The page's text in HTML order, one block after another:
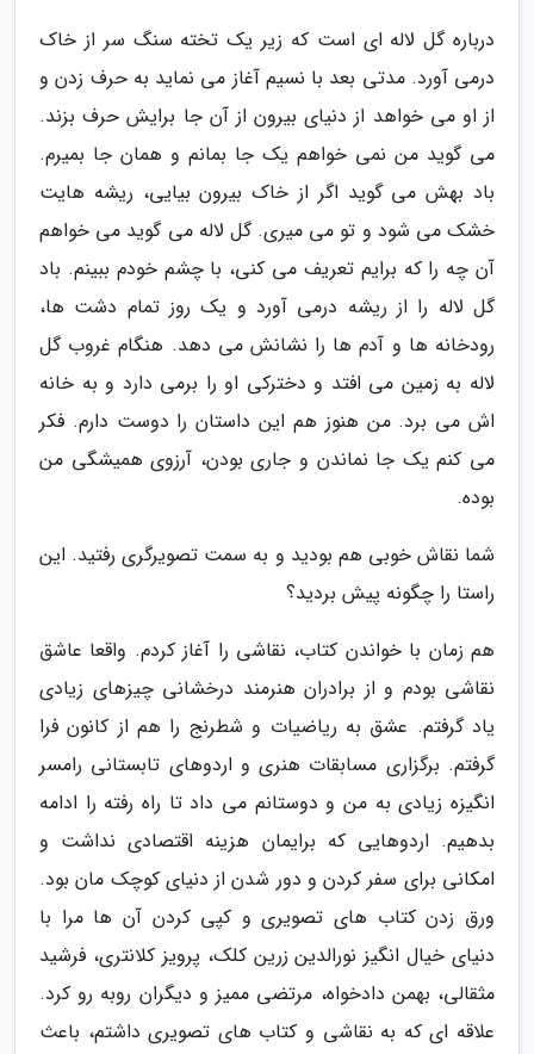
درباره گل لاله ای است که زیر یک تخته سنگ سر از خاک
درمی آورد. مدتی بعد با نسیم آغاز می نماید به حرف زدن و
از او می خواهد از دنیای بیرون از آن جا برایش حرف بزند.
می گوید من نمی خواهم یک جا بمانم و همان جا بمیرم.
باد بهش می گوید اگر از خاک بیرون بیایی، ریشه هایت
خشک می شود و تو می میری. گل لاله می گوید می خواهم
آن چه را که برایم تعریف می کنی، با چشم خودم ببینم. باد
گل لاله را از ریشه درمی آورد و یک روز تمام دشت ها،
رودخانه ها و آدم ها را نشانش می دهد. هنگام غروب گل
لاله به زمین می افتد و دخترکی او را برمی دارد و به خانه
اش می برد. من هنوز هم این داستان را دوست دارم. فکر
می کنم یک جا نماندن و جاری بودن، آرزوی همیشگی من
بوده.
شما نقاش خوبی هم بودید و به سمت تصویرگری رفتید. این
راستا را چگونه پیش بردید؟
هم زمان با خواندن کتاب، نقاشی را آغاز کردم. واقعا عاشق
نقاشی بودم و از برادران هنرمند درخشانی چیزهای زیادی
یاد گرفتم. عشق به ریاضیات و شطرنج را هم از کانون فرا
گرفتم. برگزاری مسابقات هنری و اردوهای تابستانی رامسر
انگیزه زیادی به من و دوستانم می داد تا راه رفته را ادامه
بدهیم. اردوهایی که برایمان هزینه اقتصادی نداشت و
امکانی برای سفر کردن و دور شدن از دنیای کوچک مان بود.
ورق زدن کتاب های تصویری و کپی کردن آن ها مرا با
دنیای خیال انگیز نورالدین زرین کلک، پرویز کلانتری، فرشید
مثقالی، بهمن دادخواه، مرتضی ممیز و دیگران روبه رو کرد.
علاقه ای که به نقاشی و کتاب های تصویری داشتم، باعث